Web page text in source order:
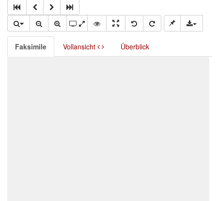
Faksimile Vollansicht Überblick